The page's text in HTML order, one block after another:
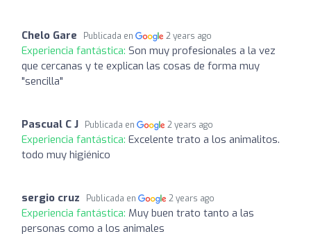
Chelo Gare Publicada en 2 years ago
Experiencia fantástica: Son muy profesionales a la vez
que cercanas y te explican las cosas de forma muy
"sencilla"
Pascual C J Publicada en 2 years ago
Experiencia fantástica: Excelente trato a los animalitos.
todo muy higiénico
sergio cruz Publicada en 2 years ago
Experiencia fantástica: Muy buen trato tanto a las
personas como a los animales